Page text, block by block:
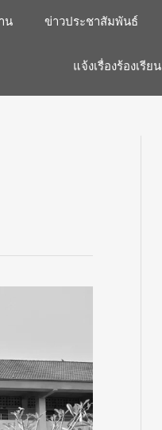
น ข่าวประชาสัมพันธ์
แจ้งเรื่องร้องเรียน